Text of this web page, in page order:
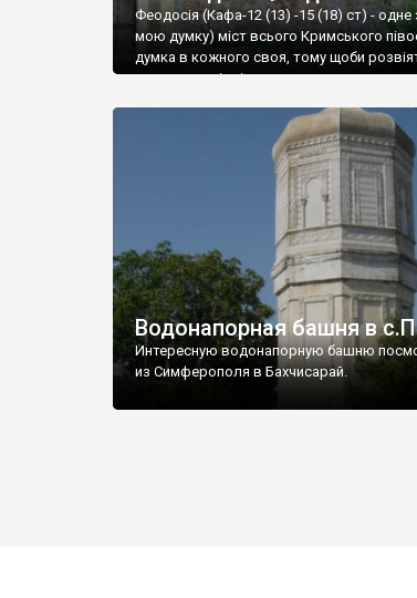
Феодосія (Кафа-12 (13) -15 (18) ст) - одне
мою думку) міст всього Кримського
думка в кожного своя, тому щоби
запрошую відвідати це
Водонапорная башня в
Интересную водонапорную башню
из Симферополя в Бахчисарай.